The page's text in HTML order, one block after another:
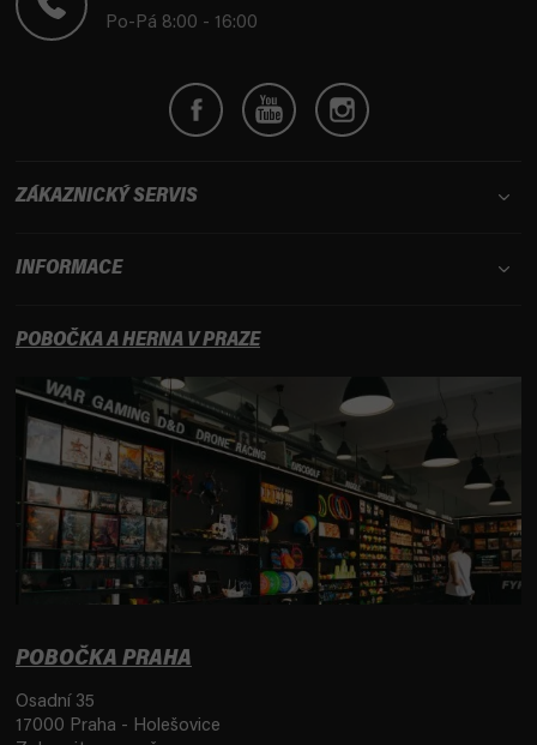
Po-Pá 8:00 - 16:00
ZÁKAZNICKÝ SERVIS
INFORMACE
POBOČKA A HERNA V PRAZE
POBOČKA PRAHA
Osadní 35
17000 Praha - Holešovice